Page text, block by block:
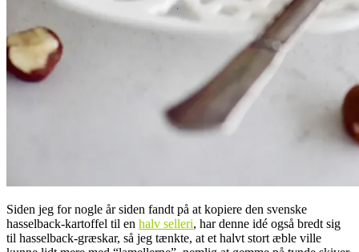
Siden jeg for nogle år siden fandt på at kopiere den svenske
hasselback-kartoffel til en halv selleri, har denne idé også bredt sig
til hasselback-græskar, så jeg tænkte, at et halvt stort æble ville